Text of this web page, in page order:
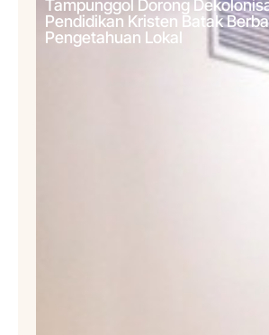
Tampunggol Dorong
Pendidikan Kristen Batak
Pengetahuan Lokal